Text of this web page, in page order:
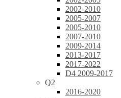
2002-2010
2005-2007
2005-2010
2007-2010
2009-2014
2013-2017
2017-2022
D4 2009-2017
Q2
2016-2020